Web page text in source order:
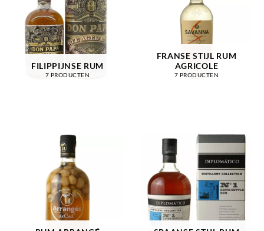
FILIPPIJNSE RUM
7 PRODUCTEN
FRANSE STIJL RUM
AGRICOLE
7 PRODUCTEN